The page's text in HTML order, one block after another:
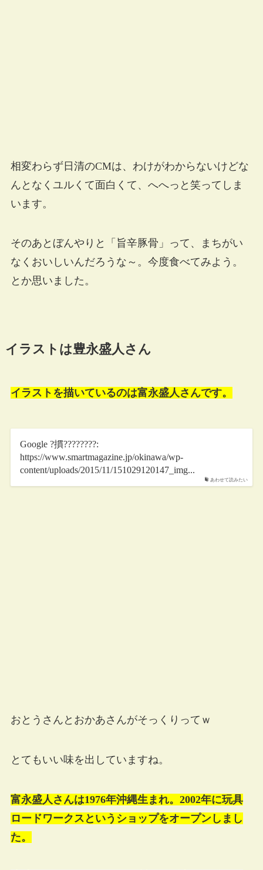
相変わらず日清のCMは、わけがわからないけどな
んとなくユルくて面白くて、へへっと笑ってしま
います。
そのあとぼんやりと「旨辛豚骨」って、まちがい
なくおいしいんだろうな～。今度食べてみよう。
とか思いました。
イラストは豊永盛人さん
イラストを描いているのは富永盛人さんです。
あわせて読みたい
Google ?摜????????:
https://www.smartmagazine.jp/okinawa/wp-
content/uploads/2015/11/151029120147_img...
おとうさんとおかあさんがそっくりってｗ
とてもいい味を出していますね。
富永盛人さんは1976年沖縄生まれ。2002年に玩具
ロードワークスというショップをオープンしまし
た。